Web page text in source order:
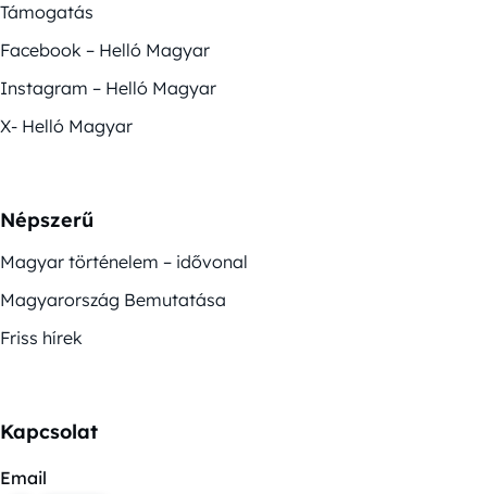
Támogatás
Facebook – Helló Magyar
Instagram – Helló Magyar
X- Helló Magyar
Népszerű
Magyar történelem – idővonal
Magyarország Bemutatása
Friss hírek
Kapcsolat
Email